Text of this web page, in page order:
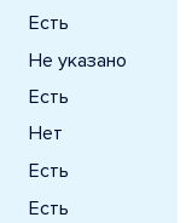
Есть
Не указано
Есть
Нет
Есть
Есть